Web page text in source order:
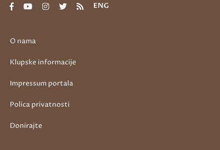
O nama
Klupske informacije
Impressum portala
Polica privatnosti
Donirajte
ENG